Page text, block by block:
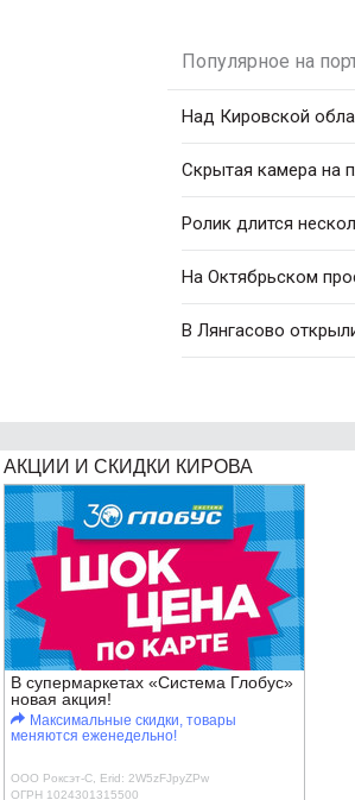
Популярное на
Над Кировской
Скрытая камера на
Ролик длится
На Октябрьском
В Лянгасово
АКЦИИ И СКИДКИ КИРОВА
В супермаркетах «Система Глобус»
новая акция!
Максимальные скидки, товары
меняются еженедельно!
ООО Роксэт-С, Erid: 2W5zFJpyZPw
ОГРН 1024301315500